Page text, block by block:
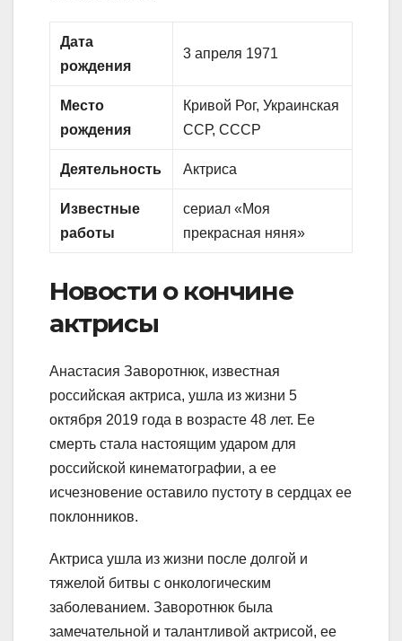
Дата
рождения
3 апреля 1971
Место
рождения
Кривой Рог, Украинская
ССР, СССР
Деятельность Актриса
Известные
работы
сериал «Моя
прекрасная няня»
Новости о кончине
актрисы
Анастасия Заворотнюк, известная
российская актриса, ушла из жизни 5
октября 2019 года в возрасте 48 лет. Ее
смерть стала настоящим ударом для
российской кинематографии, а ее
исчезновение оставило пустоту в сердцах ее
поклонников.
Актриса ушла из жизни после долгой и
тяжелой битвы с онкологическим
заболеванием. Заворотнюк была
замечательной и талантливой актрисой, ее